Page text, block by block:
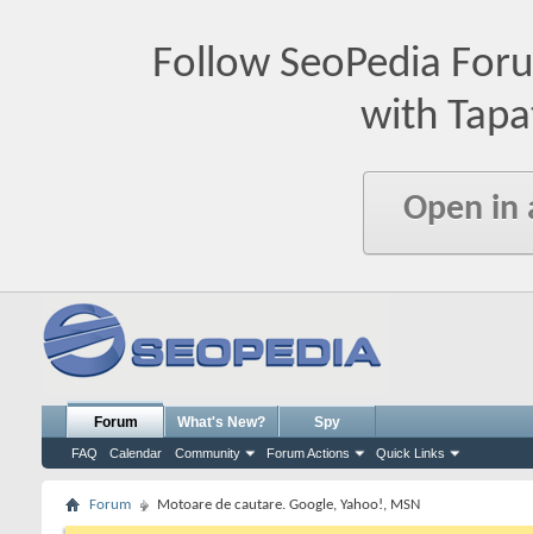
Follow SeoPedia
with
Open in
Forum
FAQ Calendar Community Forum Actions Quick Links
What's New? Spy
Forum Motoare de cautare. Google, Yahoo!, MSN